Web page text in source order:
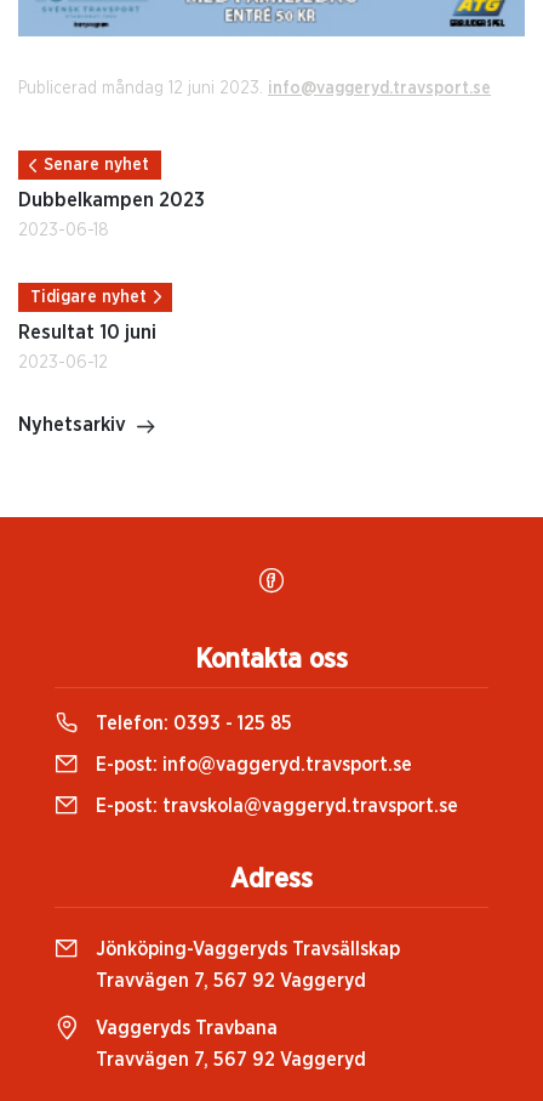
Publicerad måndag 12 juni 2023. info@vaggeryd.travsport.se
Senare nyhet
Dubbelkampen 2023
2023-06-18
Tidigare nyhet
Resultat 10 juni
2023-06-12
Nyhetsarkiv
Kontakta oss
Telefon: 0393 - 125 85
E-post: info@vaggeryd.travsport.se
E-post: travskola@vaggeryd.travsport.se
Adress
Jönköping-Vaggeryds Travsällskap
Travvägen 7, 567 92 Vaggeryd
Vaggeryds Travbana
Travvägen 7, 567 92 Vaggeryd